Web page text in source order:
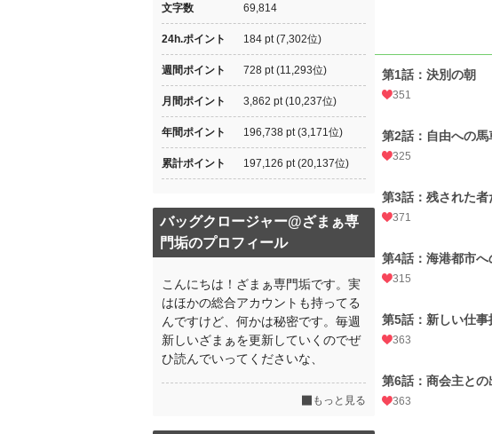
第1話：決別の朝
351
第2話：自由への馬
325
第3話：残された者
371
第4話：海港都市へ
315
第5話：新しい仕事
363
第6話：商会主との
363
文字数 69,814
24h.ポイント 184 pt (7,302位)
週間ポイント 728 pt (11,293位)
月間ポイント 3,862 pt (10,237位)
年間ポイント 196,738 pt (3,171位)
累計ポイント 197,126 pt (20,137位)
バッグクロージャー@ざまぁ専
門垢のプロフィール
こんにちは！ざまぁ専門垢です。実
はほかの総合アカウントも持ってる
んですけど、何かは秘密です。毎週
新しいざまぁを更新していくのでぜ
ひ読んでいってくださいな、
もっと見る